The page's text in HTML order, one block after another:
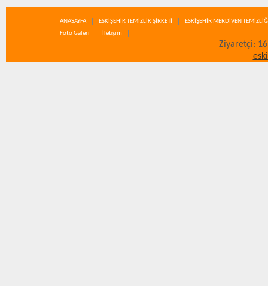
ANASAYFA ESKİŞEHİR TEMİZLİK ŞİRKETİ
ESKİŞEHİR MERDİVEN
Foto Galeri
İletişim
Ziyaretçi: